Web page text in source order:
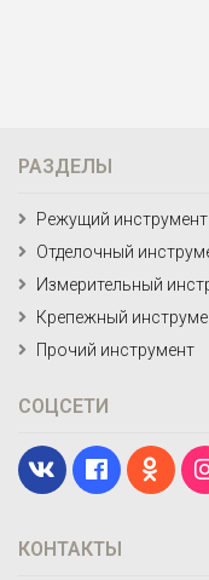
КОНТАКТЫ
РАЗДЕЛЫ
Режущий инструмент
Отделочный
Измерительный
Крепежный
Прочий инструмент
СОЦСЕТИ